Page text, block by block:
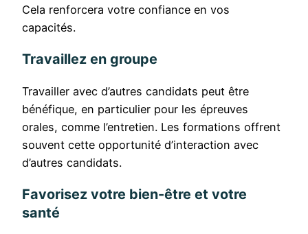
Cela renforcera votre confiance en vos
capacités.
Travaillez en groupe
Travailler avec d’autres candidats peut être
bénéfique, en particulier pour les épreuves
orales, comme l’entretien. Les formations offrent
souvent cette opportunité d’interaction avec
d’autres candidats.
Favorisez votre bien-être et votre
santé